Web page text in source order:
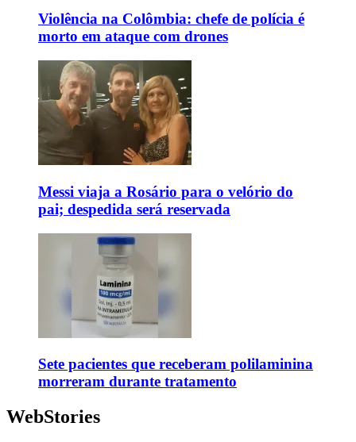
Violência na Colômbia: chefe de polícia é
morto em ataque com drones
Messi viaja a Rosário para o velório do
pai; despedida será reservada
Sete pacientes que receberam polilaminina
morreram durante tratamento
WebStories